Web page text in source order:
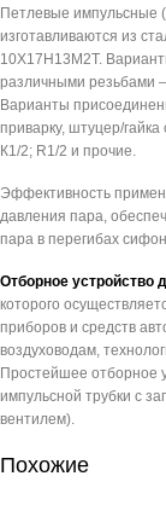
Петлевые импульсные
изготавливаются из
10Х17Н13М2Т.
различными резьбами
Варианты
приварку, штуцер/
К1/2; R1/2 и прочие.
Эффективность
давления пара,
пара в перегибах
Отборное устройство
которого
приборов и средств
воздуховодам,
Простейшее отборное
импульсной трубки с
вентилем).
Похожие